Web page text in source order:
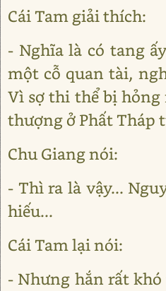
Cái Tam giải thích:
- Nghĩa là có tang
một cỗ quan tài,
Vì sợ thi thể bị
thượng ở Phất Tháp
Chu Giang nói:
- Thì ra là vậy...
hiếu...
Cái Tam lại nói:
- Nhưng hắn rất